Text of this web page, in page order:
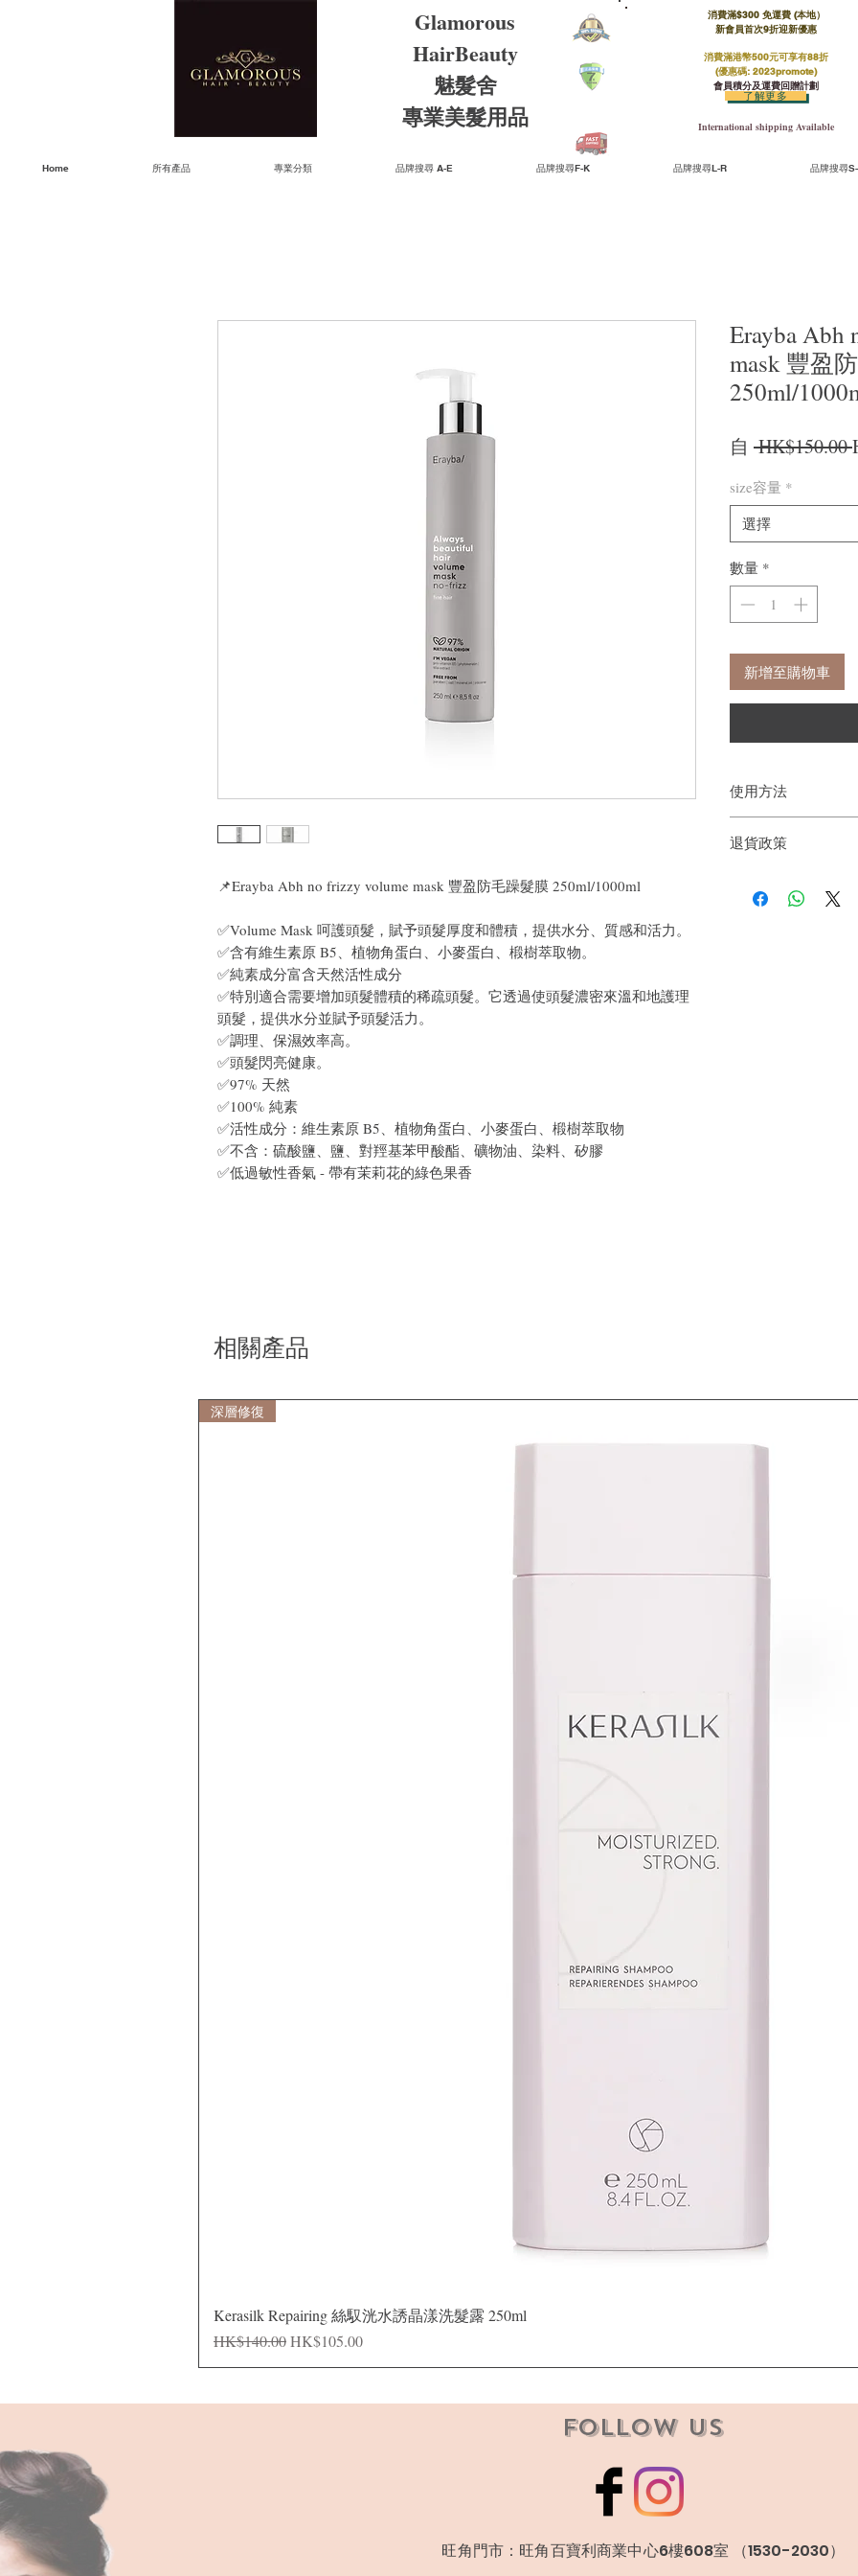
Glamorous
HairBeauty
魅髮舍
​​專業美髮用品
消費滿$300 免運費 (本地）​
新會員首次9折迎新優惠
消費滿港幣500元可享有88折
(優惠碼: 2023promote)
會員積分及運費回贈計劃
International shipping Available
了解更多
Home 所有產品 專業分類 品牌搜尋 A-E 品牌搜尋F-K 品牌搜尋L-R 品牌搜尋
📌Erayba Abh no frizzy volume mask 豐盈防毛躁髮膜 250ml/1000ml
✅Volume Mask 呵護頭髮，賦予頭髮厚度和體積，提供水分、質感和活力。
✅含有維生素原 B5、植物角蛋白、小麥蛋白、椴樹萃取物。
✅純素成分富含天然活性成分
✅特別適合需要增加頭髮體積的稀疏頭髮。它透過使頭髮濃密來溫和地護理
頭髮，提供水分並賦予頭髮活力。
✅調理、保濕效率高。
✅頭髮閃亮健康。
✅97% 天然
✅100% 純素
✅活性成分：維生素原 B5、植物角蛋白、小麥蛋白、椴樹萃取物
✅不含：硫酸鹽、鹽、對羥基苯甲酸酯、礦物油、染料、矽膠
✅低過敏性香氣 - 帶有茉莉花的綠色果香
Erayba Abh
mask 豐盈
250ml/
自 HK$150.00
size容量 *
選擇
數量 *
新增至購物車
使用方法
退貨政策
戶。首先，您需要在
相關產品
深層修復
Kerasilk Repairing 絲馭洸水誘晶漾洗髮露 250ml
一般價格
HK$140.00促銷價格
HK$105.00
Follow Us
​旺角門市：旺角百寶利商業中心6樓608室 （1530-2030）